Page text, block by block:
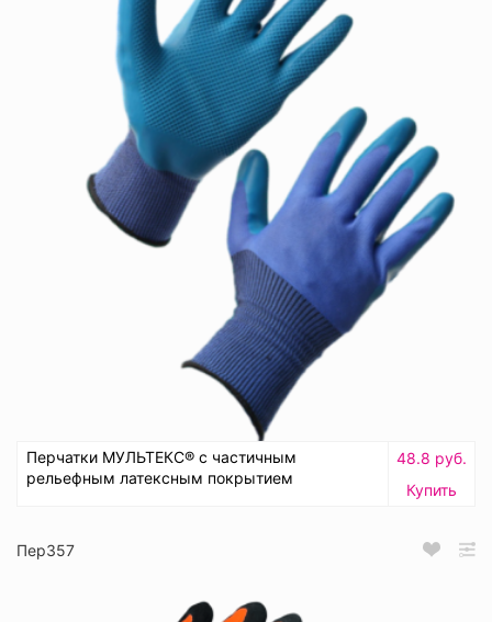
Перчатки МУЛЬТЕКС® с частичным
рельефным латексным покрытием
48.8 руб.
Купить
Пер357